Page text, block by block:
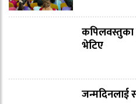
कपिलवस्तुका
भेटिए
जन्मदिनलाई